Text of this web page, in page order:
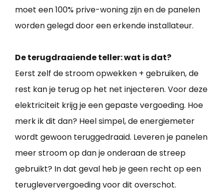
moet een 100% prive-woning zijn en de panelen
worden gelegd door een erkende installateur.
De terugdraaiende teller: wat is dat?
Eerst zelf de stroom opwekken + gebruiken, de
rest kan je terug op het net injecteren. Voor deze
elektriciteit krijg je een gepaste vergoeding. Hoe
merk ik dit dan? Heel simpel, de energiemeter
wordt gewoon teruggedraaid. Leveren je panelen
meer stroom op dan je onderaan de streep
gebruikt? In dat geval heb je geen recht op een
terugleververgoeding voor dit overschot.